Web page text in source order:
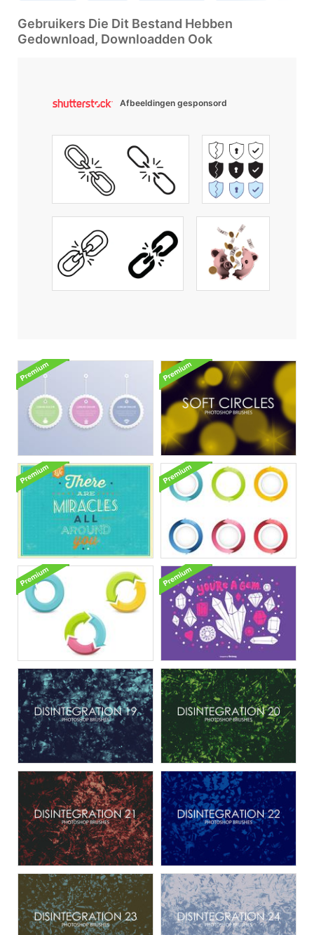
Gebruikers Die Dit Bestand Hebben
Gedownload, Downloadden Ook
Afbeeldingen gesponsord